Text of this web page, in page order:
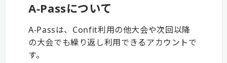
A-Passについて
A-Passは、Confit利用の他大会や次回以降
の大会でも繰り返し利用できるアカウントで
す。